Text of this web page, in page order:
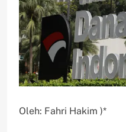
Oleh: Fahri Hakim )*